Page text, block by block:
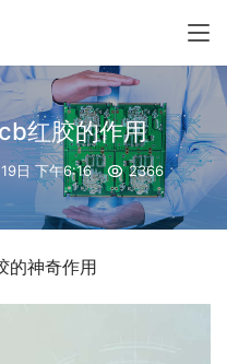
红胶的作用
日 下午6:16 2366
的神奇作用